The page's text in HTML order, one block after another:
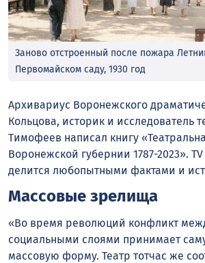
Заново отстроенный после пожара
Первомайском саду, 1930 год
Архивариус Воронежского
Кольцова, историк и исследователь
Тимофеев написал книгу
Воронежской губернии 1787-2023».
делится любопытными фактами и
Массовые зрелища
«Во время революций конфликт
социальными слоями принимает
массовую форму. Театр тотчас же